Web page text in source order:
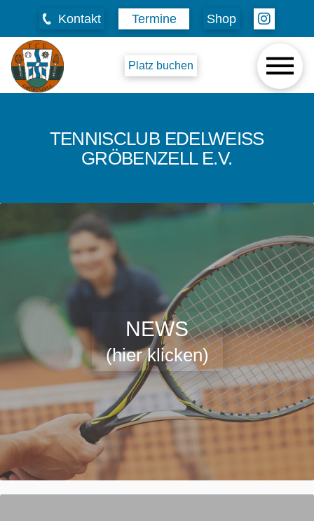
Kontakt Termine Shop
Platz buchen
TENNISCLUB EDELWEISS G
RÖBENZELL E.V.
NEWS
(hier klicken)